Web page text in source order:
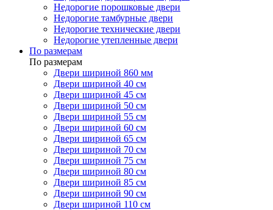
Недорогие порошковые двери
Недорогие тамбурные двери
Недорогие технические двери
Недорогие утепленные двери
По размерам
По размерам
Двери шириной 860 мм
Двери шириной 40 см
Двери шириной 45 см
Двери шириной 50 см
Двери шириной 55 см
Двери шириной 60 см
Двери шириной 65 см
Двери шириной 70 см
Двери шириной 75 см
Двери шириной 80 см
Двери шириной 85 см
Двери шириной 90 см
Двери шириной 110 см